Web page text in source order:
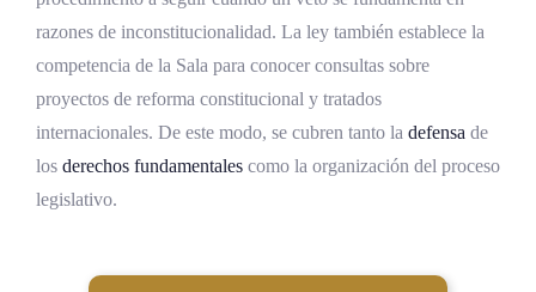
razones de inconstitucionalidad. La ley también establece la
competencia de la Sala para conocer consultas sobre
proyectos de reforma constitucional y tratados
internacionales. De este modo, se cubren tanto la defensa de
los derechos fundamentales como la organización del proceso
legislativo.